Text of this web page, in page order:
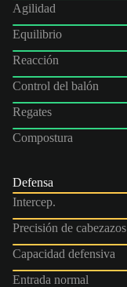
Agilidad
Equilibrio
Reacción
Control del balón
Regates
Compostura
Defensa
Intercep.
Precisión de cabezazos
Capacidad defensiva
Entrada normal